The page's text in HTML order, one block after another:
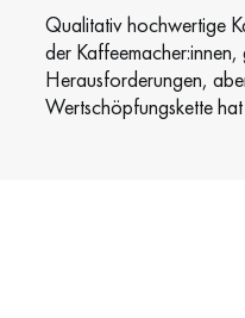
Qualitativ hochwertige
der
Herausforderungen,
Wertschöpfungskette